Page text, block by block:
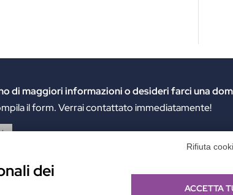
di maggiori informazionio desideri farci una
il form. Verrai contattato immediatamente!
110 – 41124 Modena (MO)
Rifiuta
dei
ACCETTA